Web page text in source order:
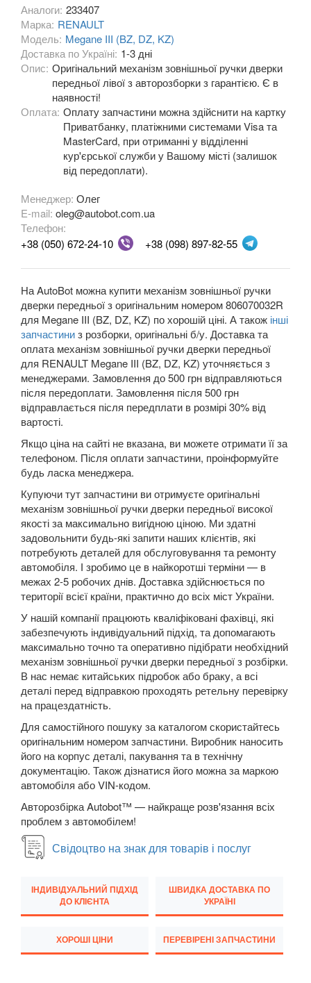
OPEL
PEUGEOT
PORSCHE keyboard_arrow_down
RENAULT keyboard_arrow_down
Captur (J5)
Clio III (BR, CR, KR)
Clio IV (BK, KH, J5)
Duster (FE, HS)
Espace IV (JK0)
Grand Espace IV (JK0)
Espace V
Kadjar
Kangoo II (FW, KW)
Koleos I (HY0)
Koleos II
Laguna III (BT, DT, KT)
Latitude (L7)
Master III (HD, FD, JD)
Megane II (BM, CM, KM, LM, EM)
Megane III (BZ, DZ, KZ)
Megane IV
Modus (JP0)
Grand Modus (JP0)
Sandero II Stepway (B8)
Grand Scenic II (JM)
Scenic III (JZ0)
Grand Scenic III (JZ0)
Scenic IV
Grand Scenic IV
Twingo II (CN0)
Twingo III (X07)
Аналоги: 233407
Марка: RENAULT
Модель: Megane III (BZ, DZ, KZ)
Доставка по Україні: 1-3 дні
Опис: Оригінальний механізм зовнішньої ручки дверки
передньої лівої з авторозборки з гарантією. Є в
наявності!
Оплата: Оплату запчастини можна здійснити на картку
Приватбанку, платіжними системами Visa та
MasterCard, при отриманні у відділенні
кур'єрської служби у Вашому місті (залишок
від передоплати).
Менеджер: Олег
E-mail: oleg@autobot.com.ua
Телефон:
+38 (050) 672-24-10
+38 (098) 897-82-55
На AutoBot можна купити механізм зовнішньої ручки
дверки передньої з оригінальним номером 806070032R
для Megane III (BZ, DZ, KZ) по хорошій ціні. А також інші
запчастиниз розборки, оригінальні б/у. Доставка та
оплата механізм зовнішньої ручки дверки передньої
для RENAULT Megane III (BZ, DZ, KZ) уточняється з
менеджерами. Замовлення до 500 грн відправляються
після передоплати. Замовлення після 500 грн
відправлається після передплати в розмірі 30% від
вартості.
Якщо ціна на сайті не вказана, ви можете отримати її за
телефоном. Після оплати запчастини, проінформуйте
будь ласка менеджера.
Купуючи тут запчастини ви отримуєте оригінальні
механізм зовнішньої ручки дверки передньої високої
якості за максимально вигідною ціною. Ми здатні
задовольнити будь-які запити наших клієнтів, які
потребують деталей для обслуговування та ремонту
автомобіля. І зробимо це в найкоротші терміни — в
межах 2-5 робочих днів. Доставка здійснюється по
території всієї країни, практично до всіх міст України.
У нашій компанії працюють кваліфіковані фахівці, які
забезпечують індивідуальний підхід, та допомагають
максимально точно та оперативно підібрати необхідний
механізм зовнішньої ручки дверки передньої з розбірки.
В нас немає китайських підробок або браку, а всі
деталі перед відправкою проходять ретельну перевірку
на працездатність.
Для самостійного пошуку за каталогом скористайтесь
оригінальним номером запчастини. Виробник наносить
його на корпус деталі, пакування та в технічну
документацію. Також дізнатися його можна за маркою
автомобіля або VIN-кодом.
Авторозбірка Autobot™ — найкраще розв'язання всіх
проблем з автомобілем!
Свідоцтво на знак для товарів і послуг
ІНДИВІДУАЛЬНИЙ ПІДХІД
ДО КЛІЄНТА
ШВИДКА ДОСТАВКА ПО
УКРАЇНІ
ХОРОШІ ЦІНИ ПЕРЕВІРЕНІ ЗАПЧАСТИНИ